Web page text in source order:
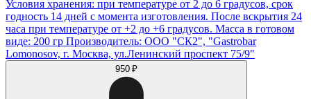
Условия хранения: при температуре от 2 до 6 градусов, срок
годность 14 дней с момента изготовления. После вскрытия 24
часа при температуре от +2 до +6 градусов. Масса в готовом
виде: 200 гр Производитель: ООО "СК2", "Gastrobar
Lomonosov, г. Москва, ул.Ленинский проспект 75/9"
950 ₽